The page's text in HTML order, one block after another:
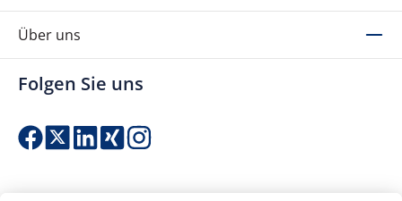
Über uns
Folgen Sie uns